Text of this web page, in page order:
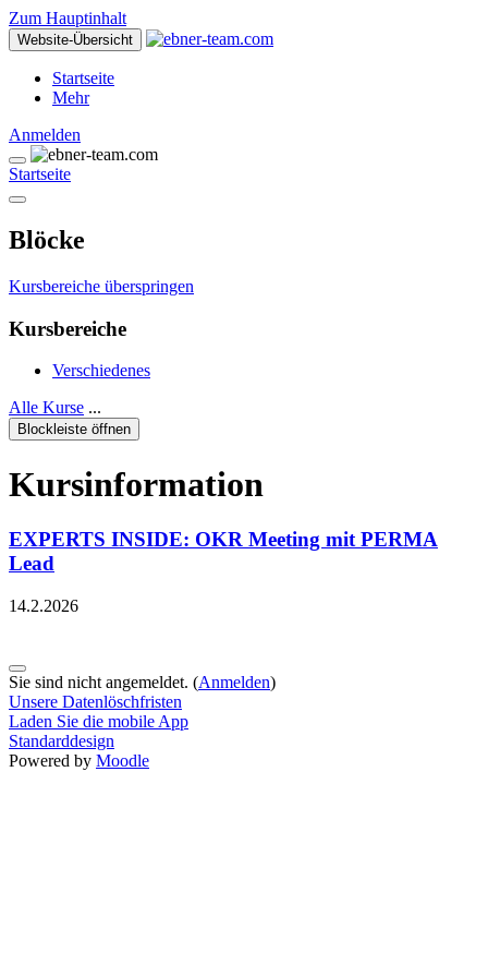
Zum Hauptinhalt
Website-Übersicht
Startseite
Mehr
Anmelden
Startseite
Blöcke
Kursbereiche überspringen
Kursbereiche
Verschiedenes
Alle Kurse ...
Blockleiste öffnen
Kursinformation
EXPERTS INSIDE: OKR Meeting mit PERMA
Lead
14.2.2026
Sie sind nicht angemeldet. (Anmelden)
Unsere Datenlöschfristen
Laden Sie die mobile App
Standarddesign
Powered by Moodle